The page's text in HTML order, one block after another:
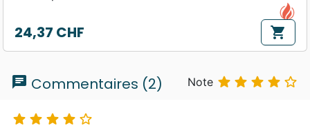
actuel, tout en présentant le message de
l'Evangile, et d'en montrer les aspects qui me
parlent le plus. J'aime vivre l'Evangile avec
me changer comme un fleuve d'eau vive. Ça
irriguer tout le reste, le corps, l'âme, la façon
Prix
24,37 CHF shopping_cart
chat Commentaires (2) Note     
    